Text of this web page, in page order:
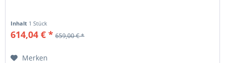
Inhalt 1 Stück
614,04 € * 659,00 € *
Merken